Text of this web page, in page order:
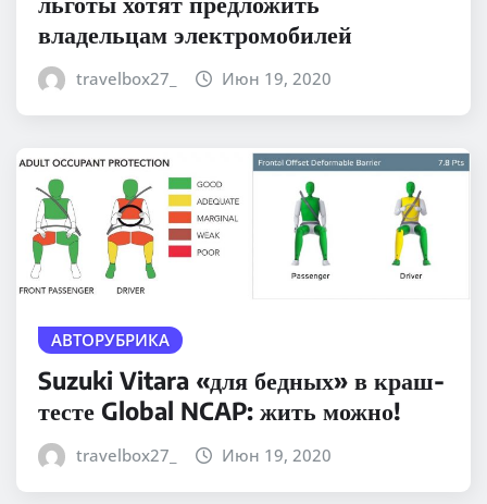
владельцам электромобилей
travelbox27_ Июн 19, 2020
АВТОРУБРИКА
Suzuki Vitara «для бедных» в краш-
тесте Global NCAP: жить можно!
travelbox27_ Июн 19, 2020